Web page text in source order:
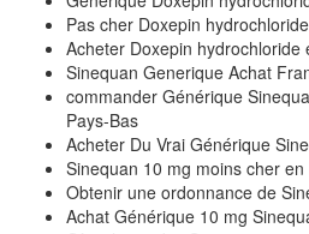
Pas cher Doxepin
Acheter Doxepin hydrochloride
Sinequan Generique Achat
commander Générique
Pays-Bas
Acheter Du Vrai Générique
Sinequan 10 mg moins cher en
Obtenir une ordonnance de
Achat Générique 10 mg